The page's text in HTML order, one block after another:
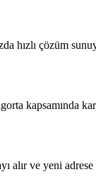
hızlı çözüm
kapsamında
alır ve yeni